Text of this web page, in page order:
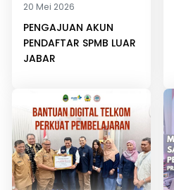
20 Mei 2026
PENGAJUAN AKUN
PENDAFTAR SPMB LUAR
JABAR